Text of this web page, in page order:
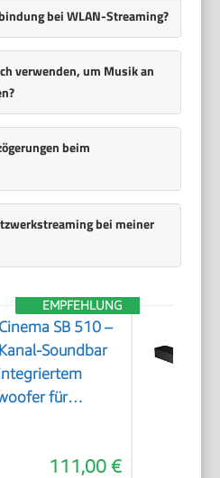
bei WLAN-Streaming?
verwenden, um Musik an
beim
bei meiner
EMPFEHLUNG
SB 510 –
Soundbar
für
Musik-
111,00 €